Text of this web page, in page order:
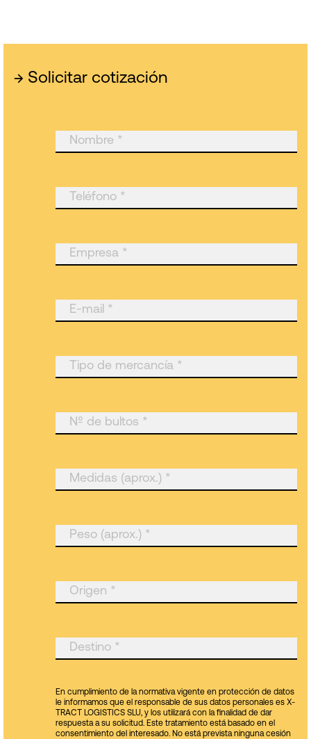
→ Solicitar cotización
En cumplimiento de la normativa vigente en protección de datos
le informamos que el responsable de sus datos personales es X-
TRACT LOGISTICS SLU, y los utilizará con la finalidad de dar
respuesta a su solicitud. Este tratamiento está basado en el
consentimiento del interesado. No está prevista ninguna cesión